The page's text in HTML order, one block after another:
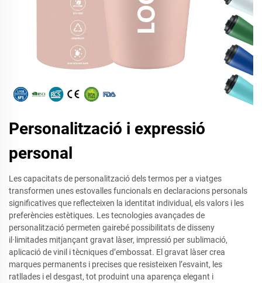
Personalització i expressió
personal
Les capacitats de personalització dels termos per a viatges
transformen unes estovalles funcionals en declaracions personals
significatives que reflecteixen la identitat individual, els valors i les
preferències estètiques. Les tecnologies avançades de
personalització permeten gairebé possibilitats de disseny
il·limitades mitjançant gravat làser, impressió per sublimació,
aplicació de vinil i tècniques d’embossat. El gravat làser crea
marques permanents i precises que resisteixen l’esvaint, les
ratllades i el desgast, tot produint una aparença elegant i